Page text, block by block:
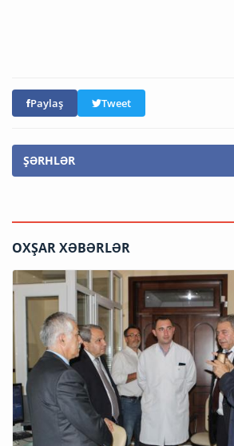
Paylaş Tweet
ŞƏRHLƏR
OXŞAR XƏBƏRLƏR